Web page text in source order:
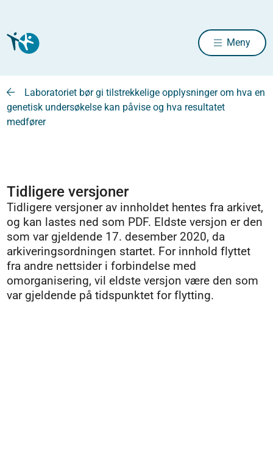
Meny
Laboratoriet bør gi tilstrekkelige opplysninger om hva en
genetisk undersøkelse kan påvise og hva resultatet
medfører
Tidligere versjoner
Tidligere versjoner av innholdet hentes fra arkivet,
og kan lastes ned som PDF. Eldste versjon er den
som var gjeldende 17. desember 2020, da
arkiveringsordningen startet. For innhold flyttet
fra andre nettsider i forbindelse med
omorganisering, vil eldste versjon være den som
var gjeldende på tidspunktet for flytting.